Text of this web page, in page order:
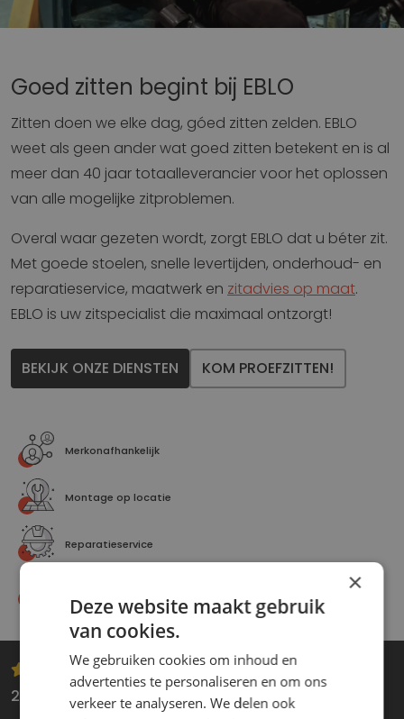
Goed zitten begint bij EBLO
Zitten doen we elke dag, góed zitten zelden. EBLO
weet als geen ander wat goed zitten betekent en is al
meer dan 40 jaar totaalleverancier voor het oplossen
van alle mogelijke zitproblemen.
Overal waar gezeten wordt, zorgt EBLO dat u béter zit.
Met goede stoelen, snelle levertijden, onderhoud- en
reparatieservice, maatwerk en zitadvies op maat.
EBLO is uw zitspecialist die maximaal ontzorgt!
BEKIJK ONZE DIENSTEN KOM PROEFZITTEN!
Merkonafhankelijk
Montage op locatie
Reparatieservice
22 april 2026
×
Deze website maakt gebruik
van cookies.
We gebruiken cookies om inhoud en
advertenties te personaliseren en om ons
verkeer te analyseren. We delen ook